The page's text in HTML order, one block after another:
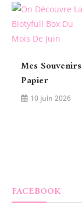
Mes
Papier
10 juin 2026
FACEBOOK